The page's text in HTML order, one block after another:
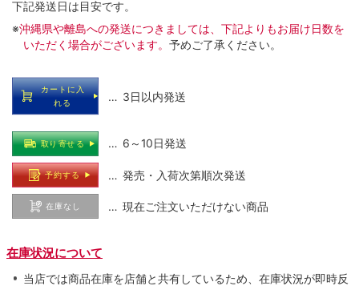
下記発送日は目安です。
※沖縄県や離島への発送につきましては、下記よりもお届け日数を
いただく場合がございます。 予めご了承ください。
カートに入
れる
… 3日以内発送
取り寄せる … 6～10日発送
予約する … 発売・入荷次第順次発送
在庫なし … 現在ご注文いただけない商品
在庫状況について
当店では商品在庫を店舗と共有しているため、在庫状況が即時反